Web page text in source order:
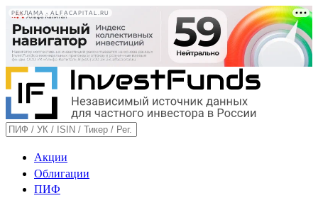
РЕКЛАМА • ALFACAPITAL.RU
Акции
Облигации
ПИФ